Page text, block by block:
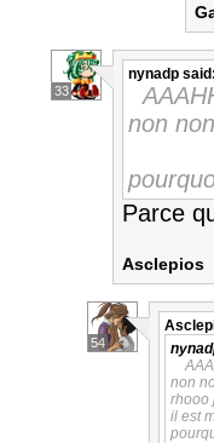
33
nynadp said:
non
Parce
Asclepios
54
non
rhooo
il est